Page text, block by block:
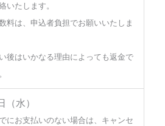
いたします。
料は、申込者負担でお願いいたしま
後はいかなる理由によっても返金で
（水）
にお支払いのない場合は、キャンセ